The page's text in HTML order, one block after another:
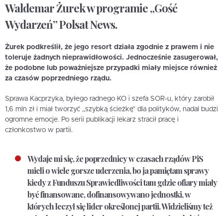
Waldemar Żurek w programie „Gość
Wydarzeń” Polsat News.
Żurek podkreślił, że jego resort działa zgodnie z prawem i nie
toleruje żadnych nieprawidłowości. Jednocześnie zasugerował,
że podobne lub poważniejsze przypadki miały miejsce również
za czasów poprzedniego rządu.
Sprawa Kacprzyka, byłego radnego KO i szefa SOR-u, który zarobił
1,6 mln zł i miał tworzyć „szybką ścieżkę” dla polityków, nadal budzi
ogromne emocje. Po serii publikacji lekarz stracił pracę i
członkostwo w partii.
Wydaje mi się, że poprzednicy w czasach rządów PiS
mieli o wiele gorsze uderzenia, bo ja pamiętam sprawy
kiedy z Funduszu Sprawiedliwości tam gdzie ofiary miały
być finansowane, dofinansowywano jednostki, w
których leczył się lider określonej partii. Widzieliśmy też